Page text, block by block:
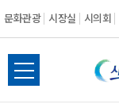
문화관광 시장실 시의회
전
체